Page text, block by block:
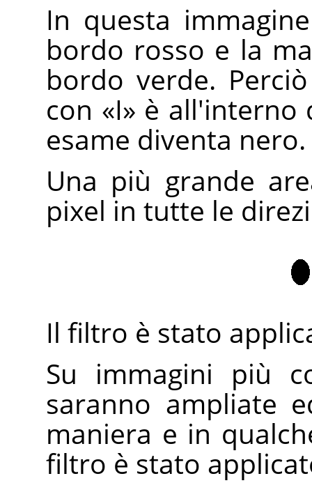
In questa
bordo rosso e la
bordo verde.
con «I» è all'interno
esame diventa nero.
Una più grande
pixel in tutte le
Il filtro è stato
Su immagini più
saranno ampliate
maniera e in
filtro è stato